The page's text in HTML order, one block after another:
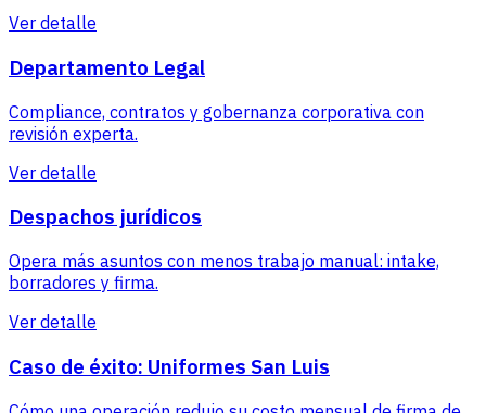
Ver detalle
Departamento Legal
Compliance, contratos y gobernanza corporativa con
revisión experta.
Ver detalle
Despachos jurídicos
Opera más asuntos con menos trabajo manual: intake,
borradores y firma.
Ver detalle
Caso de éxito: Uniformes San Luis